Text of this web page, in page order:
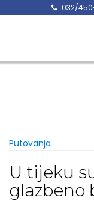
032/
Putovanja
U tijeku
glazbeno